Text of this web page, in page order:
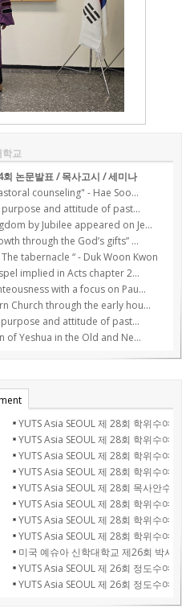
교
논문발표 / 목사고시 / 세미나
counseling" - Hae Soo...
and attitude of past...
by Jubilee appeared on Je...
through the God’s gifts” ...
tabernacle “ - Duk Woon Kwon
implied in Acts chapter 2...
with a focus on Pau...
Church through the early hou...
and attitude of past...
of Yeshua in the Old and Ne...
YUTS Asia SEOUL 제 28회 학위수여식
YUTS Asia SEOUL 제 28회 학위수여식
YUTS Asia SEOUL 제 28회 학위수여식
YUTS Asia SEOUL 제 28회 학위수여식
YUTS Asia SEOUL 제 28회 목사안수식
YUTS Asia SEOUL 제 28회 학위수여식
YUTS Asia SEOUL 제 28회 학위수여식
YUTS Asia SEOUL 제 28회 학위수여식
미국 예슈아 신학대학교 제26회 박사학
YUTS Asia SEOUL 제 26회 정도수여식
YUTS Asia SEOUL 제 26회 정도수여식